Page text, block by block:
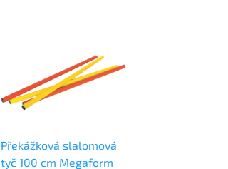
Překážková slalomová
tyč 100 cm Megaform